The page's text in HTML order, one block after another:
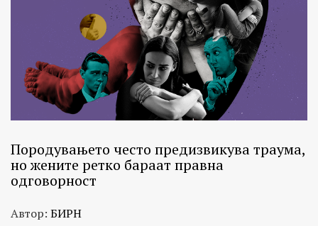
Породувањето често предизвикува траума,
но жените ретко бараат правна
одговорност
Автор: БИРН